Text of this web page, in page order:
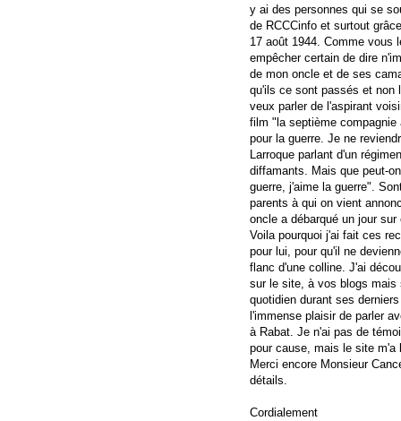
y ai des personnes qui se
de RCCCinfo et surtout
17 août 1944. Comme vous
empêcher certain de dire
de mon oncle et de ses
qu'ils ce sont passés et non
veux parler de l'aspirant
film "la septième compagnie
pour la guerre. Je ne
Larroque parlant d'un
diffamants. Mais que peut-
guerre, j'aime la guerre".
parents à qui on vient
oncle a débarqué un jour
Voila pourquoi j'ai fait ces
pour lui, pour qu'il ne
flanc d'une colline. J'ai
sur le site, à vos blogs mais
quotidien durant ses
l'immense plaisir de parler
à Rabat. Je n'ai pas de
pour cause, mais le site m'a
Merci encore Monsieur
détails.
Cordialement